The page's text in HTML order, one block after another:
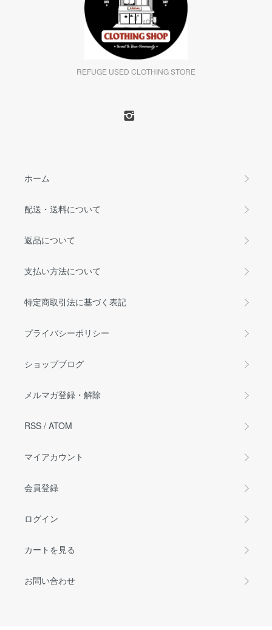
REFUGE USED CLOTHING STORE
ホーム
配送・送料について
返品について
支払い方法について
特定商取引法に基づく表記
プライバシーポリシー
ショップブログ
メルマガ登録・解除
RSS / ATOM
マイアカウント
会員登録
ログイン
カートを見る
お問い合わせ